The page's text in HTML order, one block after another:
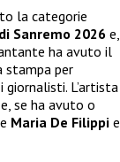
la categorie
Sanremo 2026 e,
ha avuto il
stampa per
giornalisti. L’artista
se ha avuto o
Maria De Filippi e